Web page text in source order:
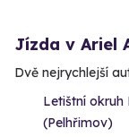
Jízda v Ariel
Dvě nejrychlejší
Letištní okruh
(Pelhřimov)